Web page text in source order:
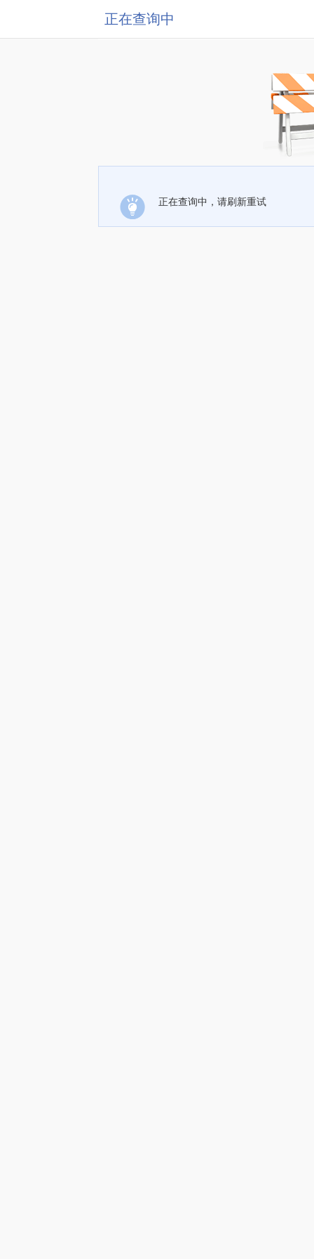
正在查询中
正在查询中，请刷新重试